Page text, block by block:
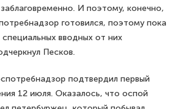
И поэтому, конечно,
готовился, поэтому пока
специальных вводных от них
Песков.
подтвердил первый
12 июля. Оказалось, что оспой